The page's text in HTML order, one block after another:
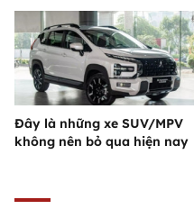
Đây là những xe SUV/MPV
không nên bỏ qua hiện nay